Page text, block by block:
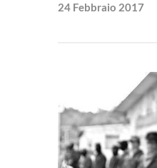
24 Febbraio 2017